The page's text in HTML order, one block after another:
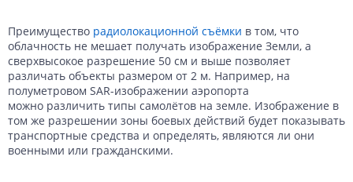
Преимущество радиолокационной съёмки в том, что
облачность не мешает получать изображение Земли, а
сверхвысокое разрешение 50 см и выше позволяет
различать объекты размером от 2 м. Например, на
полуметровом SAR-изображении аэропорта
можно различить типы самолётов на земле. Изображение в
том же разрешении зоны боевых действий будет показывать
транспортные средства и определять, являются ли они
военными или гражданскими.